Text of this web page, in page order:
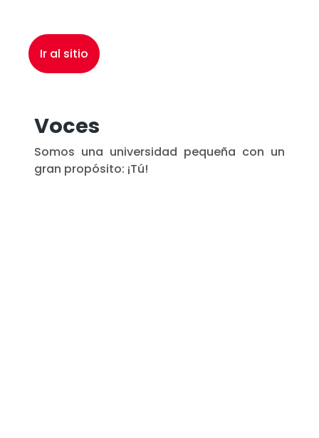
Ir al sitio
Voces
Somos una universidad pequeña con un
gran propósito: ¡Tú!